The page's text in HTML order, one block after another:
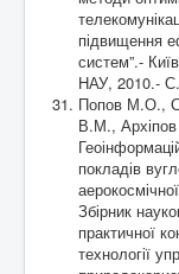
підвищення
систем”.-
НАУ, 2010.-
Попов М.О.,
В.М.,
покладів
Збірник
практичної
технології